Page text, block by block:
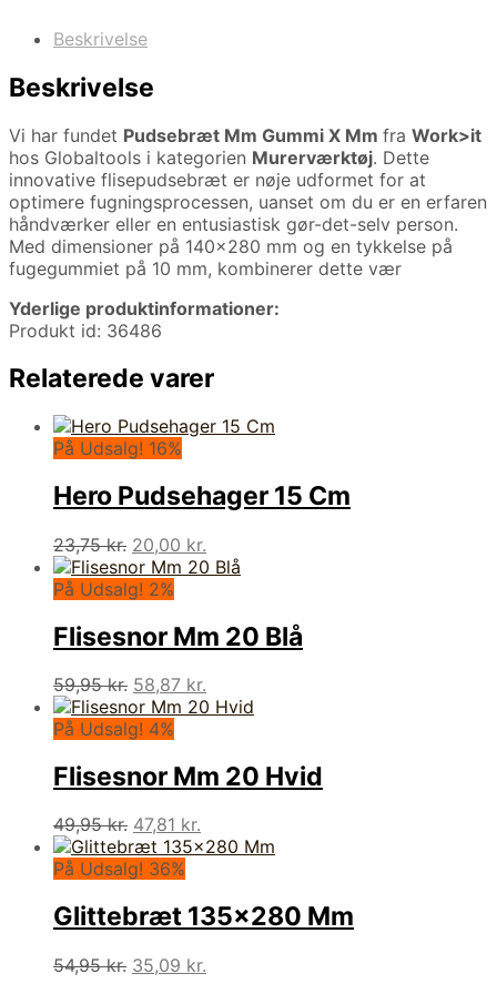
Beskrivelse
Beskrivelse
Vi har fundet Pudsebræt Mm Gummi X Mm fra Work>it
hos Globaltools i kategorien Murerværktøj. Dette
innovative flisepudsebræt er nøje udformet for at
optimere fugningsprocessen, uanset om du er en erfaren
håndværker eller en entusiastisk gør-det-selv person.
Med dimensioner på 140×280 mm og en tykkelse på
fugegummiet på 10 mm, kombinerer dette vær
Yderlige produktinformationer:
Produkt id: 36486
Relaterede varer
På Udsalg! 16%
Hero Pudsehager 15 Cm
23,75kr. Den
oprindelige
pris
23,75 kr..
20,00 kr.
aktuelle
20,00 kr..
På Udsalg! 2%
Flisesnor Mm 20 Blå
59,95kr. Den
oprindelige
pris
59,95 kr..
58,87 kr.
aktuelle
58,87 kr..
På Udsalg! 4%
Flisesnor Mm 20 Hvid
49,95kr. Den
oprindelige
pris
49,95 kr..
47,81 kr.
aktuelle
47,81 kr..
På Udsalg! 36%
Glittebræt 135×280 Mm
54,95kr. Den
35,09 kr.